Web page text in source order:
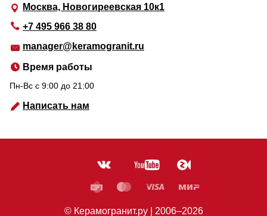
Москва, Новогиреевская 10к1
+7 495 966 38 80
manager@keramogranit.ru
Время работы
Пн-Вс c 9:00 до 21:00
Написать нам
© Керамогранит.ру | 2006–2026